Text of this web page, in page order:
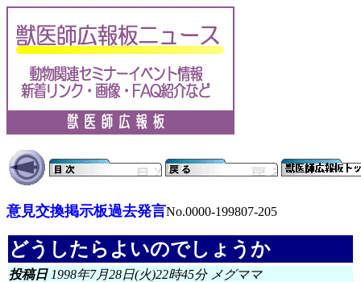
意見交換掲示板過去発言No.0000-199807-205
どうしたらよいのでしょうか
投稿日1998年7月28日(火)22時45分 メグママ